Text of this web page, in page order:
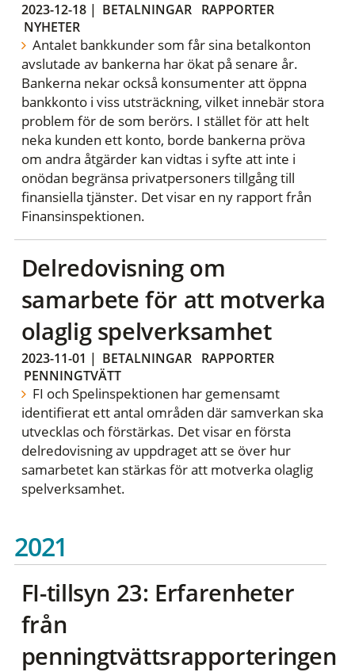
2023-12-18| BETALNINGAR
RAPPORTER
NYHETER
Antalet bankkunder som får sina betalkonton
avslutade av bankerna har ökat på senare år.
Bankerna nekar också konsumenter att öppna
bankkonto i viss utsträckning, vilket innebär stora
problem för de som berörs. I stället för att helt
neka kunden ett konto, borde bankerna pröva
om andra åtgärder kan vidtas i syfte att inte i
onödan begränsa privatpersoners tillgång till
finansiella tjänster. Det visar en ny rapport från
Finansinspektionen.
Delredovisning om
samarbete för att motverka
olaglig spelverksamhet
2023-11-01 | BETALNINGAR
RAPPORTER
PENNINGTVÄTT
FI och Spelinspektionen har gemensamt
identifierat ett antal områden där samverkan ska
utvecklas och förstärkas. Det visar en första
delredovisning av uppdraget att se över hur
samarbetet kan stärkas för att motverka olaglig
spelverksamhet.
2021
FI-tillsyn 23: Erfarenheter
från
penningtvättsrapporteringen